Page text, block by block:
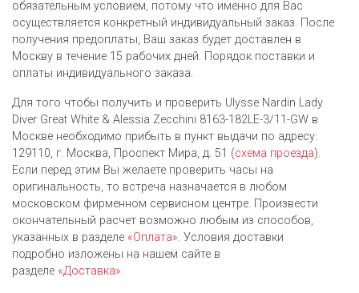
обязательным условием, потому что именно для Вас
осуществляется конкретный индивидуальный заказ. После
получения предоплаты, Ваш заказ будет доставлен в
Москву в течение 15 рабочих дней. Порядок поставки и
оплаты индивидуального заказа.
Для того чтобы получить и проверить Ulysse Nardin Lady
Diver Great White & Alessia Zecchini 8163-182LE-3/11-GW в
Москве необходимо прибыть в пункт выдачи по адресу:
129110, г. Москва, Проспект Мира, д. 51 (схема проезда).
Если перед этим Вы желаете проверить часы на
оригинальность, то встреча назначается в любом
московском фирменном сервисном центре. Произвести
окончательный расчет возможно любым из cпособов,
указанных в разделе «Оплата». Условия доставки
подробно изложены на нашем сайте в
разделе «Доставка».